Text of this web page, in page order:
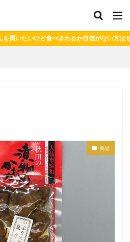
食べきれるか自信がない方はぜひご覧くだ
商品